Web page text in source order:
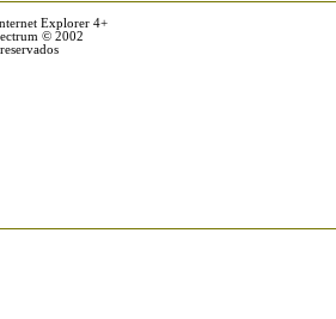
Explorer 4+
© 2002